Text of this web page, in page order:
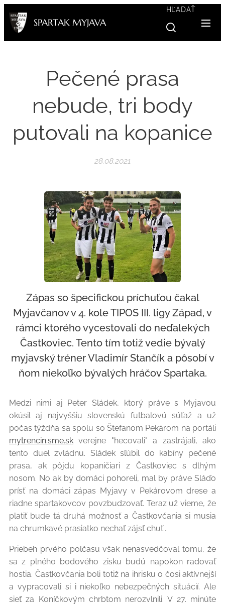
SPARTAK MYJAVA
HĽADAŤ
Pečené prasa
nebude, tri body
putovali na kopanice
28.08.2021
Zápas so špecifickou príchuťou čakal
Myjavčanov v 4. kole TIPOS III. ligy Západ, v
rámci ktorého vycestovali do neďalekých
Častkoviec. Tento tím totiž vedie bývalý
myjavský tréner Vladimír Stančík a pôsobí v
ňom niekoľko bývalých hráčov Spartaka.
Medzi nimi aj Peter Sládek, ktorý práve s Myjavou
okúsil aj najvyššiu slovenskú futbalovú súťaž a už
počas týždňa sa spolu so Štefanom Pekárom na portáli
mytrencin.sme.sk verejne "hecovali" a zastrájali, ako
tento duel zvládnu. Sládek sľúbil do kabíny pečené
prasa, ak pôjdu kopaničiari z Častkoviec s dlhým
nosom. No ak by domáci pohoreli, mal by práve Sláďo
prísť na domáci zápas Myjavy v Pekárovom drese a
riadne spartakovcov povzbudzovať. Teraz už vieme, že
platiť bude tá druhá možnosť a Častkovčania si musia
na chrumkavé prasiatko nechať zájsť chuť...
Priebeh prvého polčasu však nenasvedčoval tomu, že
sa z plného bodového zisku budú napokon radovať
hostia. Častkovčania boli totiž na ihrisku o čosi aktívnejší
a vypracovali si i niekoľko nebezpečných situácií. Ale
sieť za Koníčkovým chrbtom nerozvlnili. V 27. minúte